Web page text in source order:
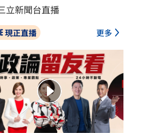
立新聞台直播
現正直播 更多